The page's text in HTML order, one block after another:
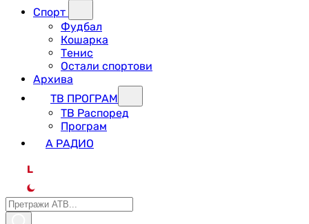
Спорт
Фудбал
Кошарка
Тенис
Остали спортови
Архива
ТВ ПРОГРАМ
ТВ Распоред
Програм
А РАДИО
L